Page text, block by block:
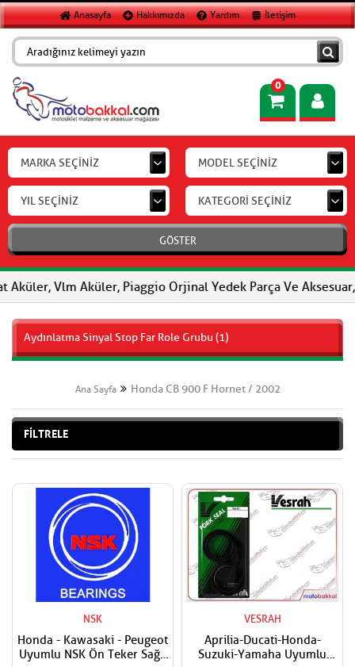
Anasayfa Hakkımızda Yardım İletişim
0
MARKA SEÇİNİZ MODEL SEÇİNİZ
YIL SEÇİNİZ KATEGORİ SEÇİNİZ
GÖSTER
Vlm Aküler, Piaggio Orjinal Yedek Parça Ve Aksesuar,
Aydınlatma Sinyal Stop Far Role Grubu (1)
Ana Sayfa Honda CB 900 F Hornet / 2002
FİLTRELE
NSK
Honda - Kawasaki - Peugeot
Uyumlu NSK Ön Teker Sağ -
VESRAH
Aprilia-Ducati-Honda-
Suzuki-Yamaha Uyumlu